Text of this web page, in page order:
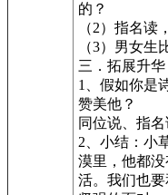
的？
（2）指名读
（3）男女生
三．拓展升华
1、假如你是
赞美他？
同位说、指
2、小结：小
漠里，他都
活。我们也